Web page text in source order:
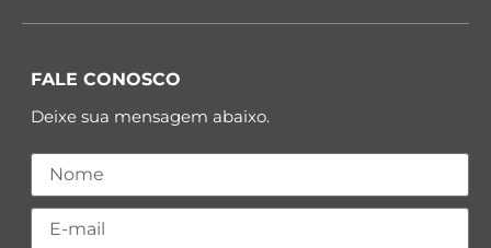
FALE CONOSCO
Deixe sua mensagem abaixo.